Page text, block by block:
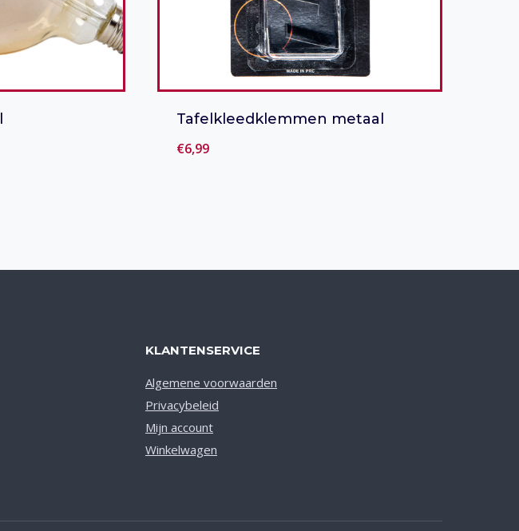
Tafelkleedklemmen metaal
€6,99
KLANTENSERVICE
Algemene voorwaarden
Privacybeleid
Mijn account
Winkelwagen